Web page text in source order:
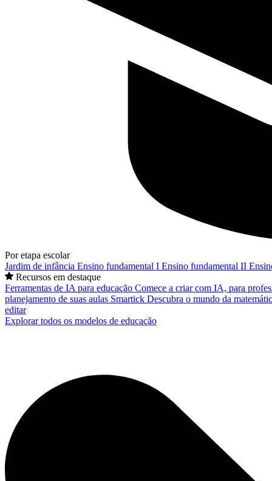
Por etapa escolar
Jardim de infância Ensino fundamental I Ensino fundamental II
Recursos em destaque
Ferramentas de IA para educação Comece a criar com IA, para
planejamento de suas aulas Smartick Descubra o mundo da
editar
Explorar todos os modelos de educação